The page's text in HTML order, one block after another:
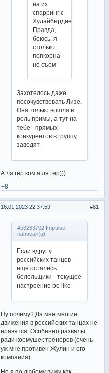
на их
спарринг с
Худайбердиевой.
Правда,
боюсь, я
столько
попкорна
не съем
Захотелось даже
посочувствовать Лизе.
Она только вошла в
роль примы, а тут на
тебе - прямых
конкурентов в группу
заводят.
А ля гер ком а ля гер)))
+8
81
16.01.2023 22:37:59
#p3263702,Impulse
написал(а):
Если вдруг у
российских танцев
ещё остались
болельщики - текущее
настроение be like
Ну почему? Да мне многие
движения в российских танцах не
нравятся. Особенно развалы
ради кормушек тренеров (очень
уж мне противен Жулин и его
компания).
Но я по любому вижу как